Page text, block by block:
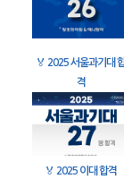
🏅 2025 서울과기대
격
🏅 2025 이대 합격